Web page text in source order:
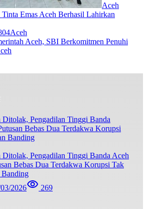
Aceh
Emas Aceh Berhasil Lahirkan
Aceh
Aceh, SBI Berkomitmen Penuhi
Ditolak, Pengadilan Tinggi Banda Aceh
Bebas Dua Terdakwa Korupsi Tak
2026 269